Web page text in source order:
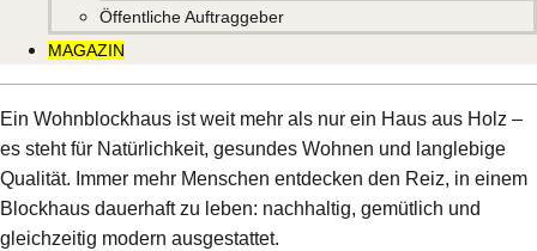
Öffentliche Auftraggeber
MAGAZIN
Ein Wohnblockhaus ist weit mehr als nur ein Haus aus Holz –
es steht für Natürlichkeit, gesundes Wohnen und langlebige
Qualität. Immer mehr Menschen entdecken den Reiz, in einem
Blockhaus dauerhaft zu leben: nachhaltig, gemütlich und
gleichzeitig modern ausgestattet.